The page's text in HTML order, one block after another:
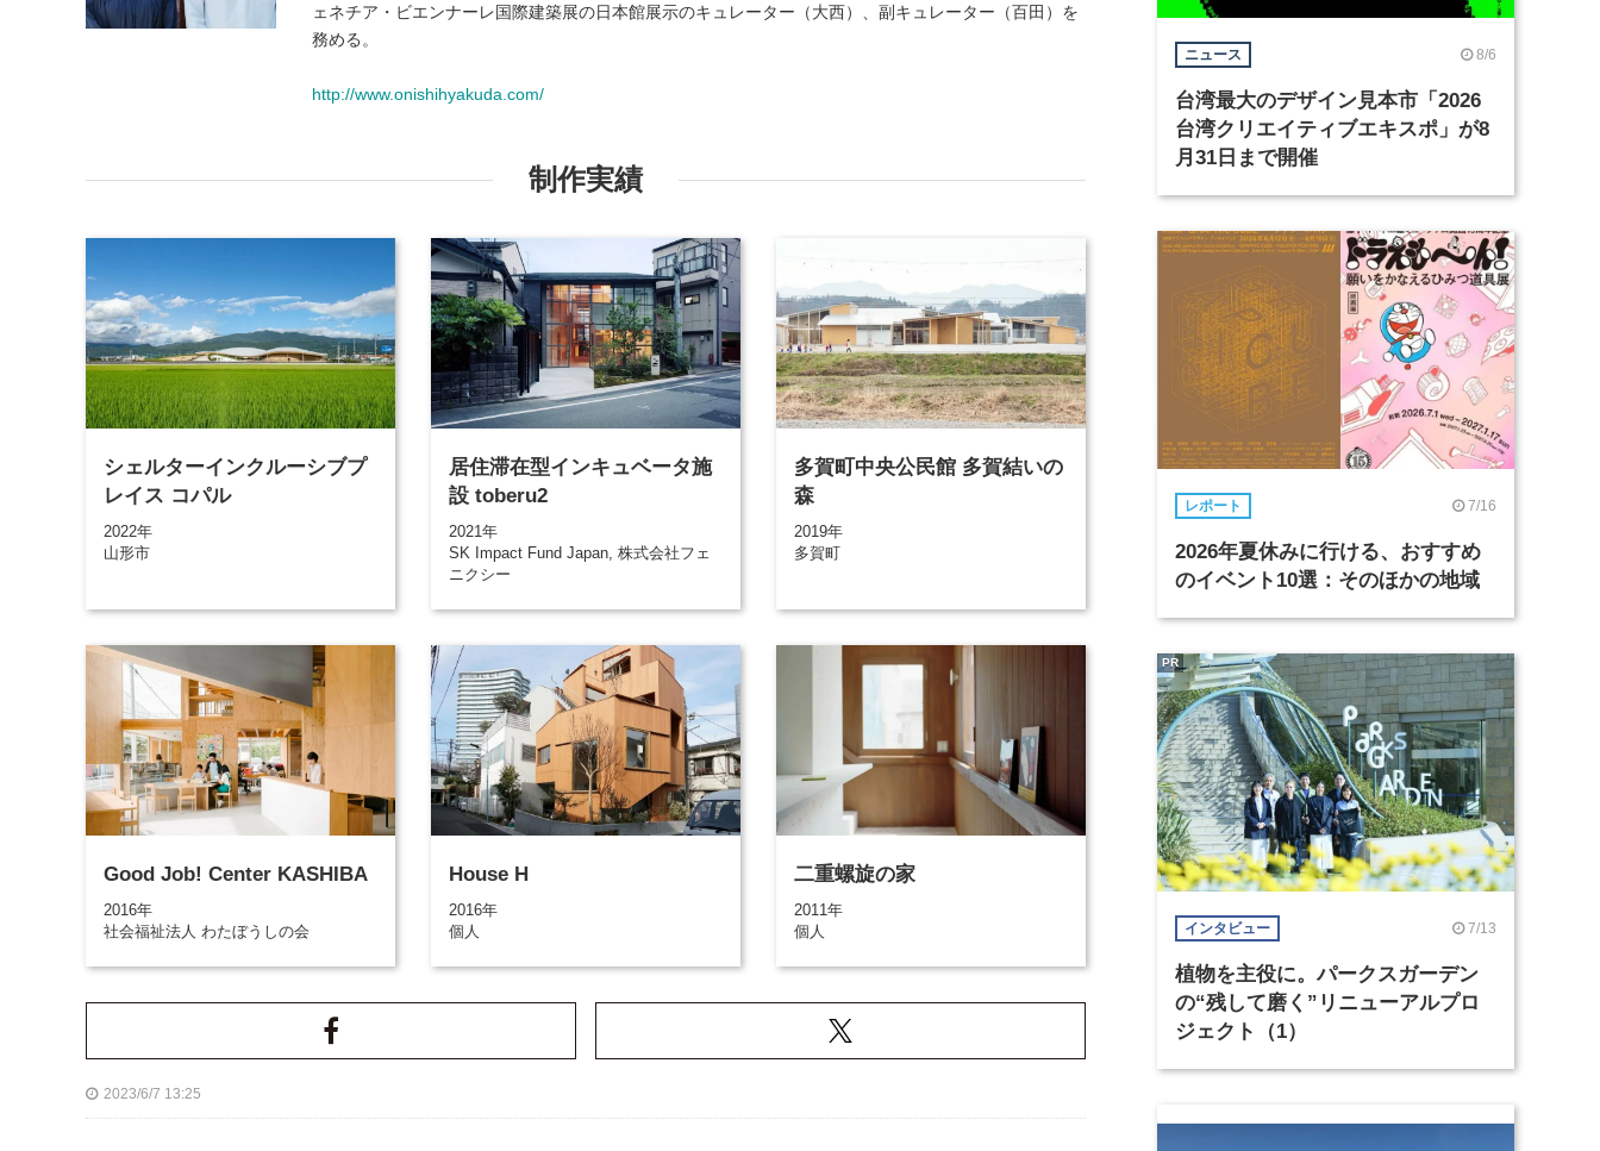
ェネチア・ビエンナーレ国際建築展の日本館展示のキュレーター（大西）、副キュレーター（百田）を
務める。
http://www.onishihyakuda.com/
制作実績
シェルターインクルーシブプ
レイス コパル
2022年
山形市
居住滞在型インキュベータ施
設 toberu2
2021年
SK Impact Fund Japan, 株式会社フェ
ニクシー
多賀町中央公民館 多賀結いの
森
2019年
多賀町
Good Job! Center KASHIBA
2016年
社会福祉法人 わたぼうしの会
House H
2016年
個人
二重螺旋の家
2011年
個人
2023/6/7 13:25
ニュース 8/6
台湾最大のデザイン見本市「2026
台湾クリエイティブエキスポ」が8
月31日まで開催
レポート 7/16
2026年夏休みに行ける、おすすめ
のイベント10選：そのほかの地域
インタビュー 7/13
植物を主役に。パークスガーデン
の“残して磨く”リニューアルプロ
ジェクト（1）
PR